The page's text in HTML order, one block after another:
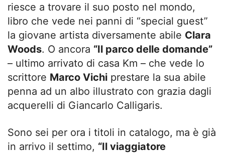
riesce a trovare il suo posto nel mondo,
libro che vede nei panni di “special guest”
la giovane artista diversamente abile Clara
Woods. O ancora “Il parco delle domande”
– ultimo arrivato di casa Km – che vede lo
scrittore Marco Vichi prestare la sua abile
penna ad un albo illustrato con grazia dagli
acquerelli di Giancarlo Calligaris.
Sono sei per ora i titoli in catalogo, ma è già
in arrivo il settimo, “Il viaggiatore